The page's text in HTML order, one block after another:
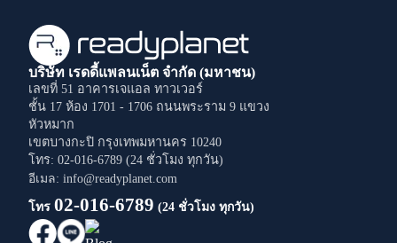
บริษัท เรดดี้แพลนเน็ต จำกัด (มหาชน)
เลขที่ 51 อาคารเจแอล ทาวเวอร์
ชั้น 17 ห้อง 1701 - 1706 ถนนพระราม 9 แขวง
หัวหมาก
เขตบางกะปิ กรุงเทพมหานคร 10240
โทร: 02-016-6789 (24 ชั่วโมง ทุกวัน)
อีเมล: info@readyplanet.com
โทร 02-016-6789 (24 ชั่วโมง ทุกวัน)